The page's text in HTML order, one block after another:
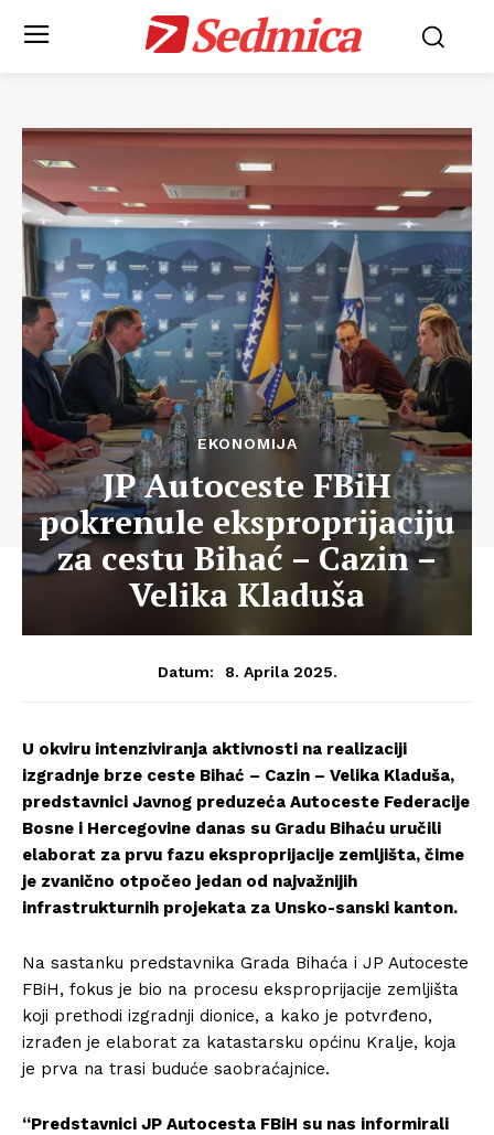
Sedmica
EKONOMIJA
JP Autoceste FBiH
pokrenule eksproprijaciju
za cestu Bihać – Cazin –
Velika Kladuša
Datum: 8. Aprila 2025.
U okviru intenziviranja aktivnosti na realizaciji
izgradnje brze ceste Bihać – Cazin – Velika Kladuša,
predstavnici Javnog preduzeća Autoceste Federacije
Bosne i Hercegovine danas su Gradu Bihaću uručili
elaborat za prvu fazu eksproprijacije zemljišta, čime
je zvanično otpočeo jedan od najvažnijih
infrastrukturnih projekata za Unsko-sanski kanton.
Na sastanku predstavnika Grada Bihaća i JP Autoceste
FBiH, fokus je bio na procesu eksproprijacije zemljišta
koji prethodi izgradnji dionice, a kako je potvrđeno,
izrađen je elaborat za katastarsku općinu Kralje, koja
je prva na trasi buduće saobraćajnice.
“Predstavnici JP Autocesta FBiH su nas informirali